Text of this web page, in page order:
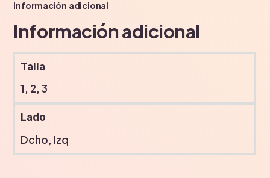
Información adicional
Información adicional
Talla
1, 2, 3
Lado
Dcho, Izq